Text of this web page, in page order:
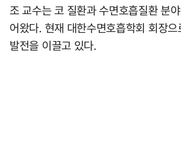
조 교수는 코 질환과 수면호흡질환 분
어왔다. 현재 대한수면호흡학회 회장
발전을 이끌고 있다.